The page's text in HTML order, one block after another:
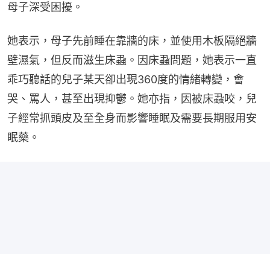
母子深受困擾。
她表示，母子先前睡在靠牆的床，並使用木板隔絕牆
壁濕氣，但反而滋生床蝨。因床蝨問題，她表示一直
乖巧聽話的兒子某天卻出現360度的情緒轉變，會
哭、罵人，甚至出現抑鬱。她亦指，因被床蝨咬，兒
子經常抓頭皮及至全身而影響睡眠及需要長期服用安
眠藥。